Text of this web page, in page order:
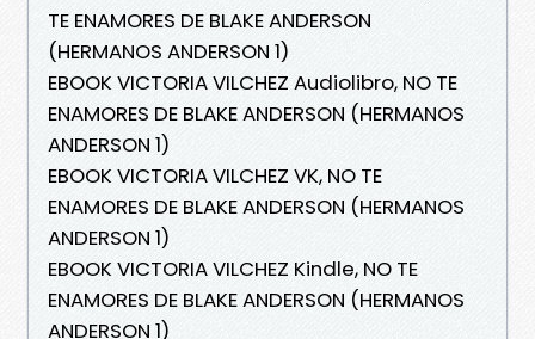
TE ENAMORES DE BLAKE ANDERSON
(HERMANOS ANDERSON 1)
EBOOK VICTORIA VILCHEZ Audiolibro, NO TE
ENAMORES DE BLAKE ANDERSON (HERMANOS
ANDERSON 1)
EBOOK VICTORIA VILCHEZ VK, NO TE
ENAMORES DE BLAKE ANDERSON (HERMANOS
ANDERSON 1)
EBOOK VICTORIA VILCHEZ Kindle, NO TE
ENAMORES DE BLAKE ANDERSON (HERMANOS
ANDERSON 1)